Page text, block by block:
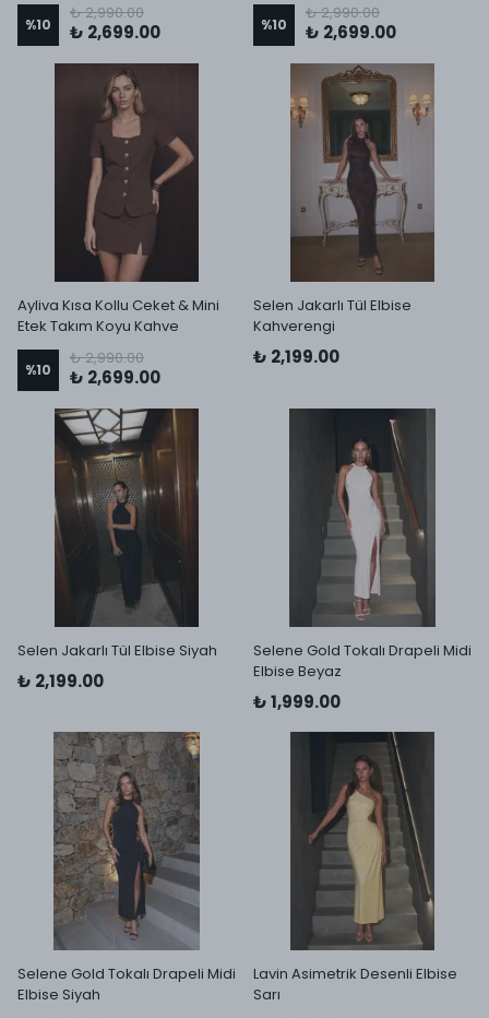
%10
₺ 2,990.00
₺ 2,699.00 %10
₺ 2,990.00
₺ 2,699.00
Ayliva Kısa Kollu Ceket & Mini
Etek Takım Koyu Kahve
%10
₺ 2,990.00
₺ 2,699.00
Selen Jakarlı Tül Elbise
Kahverengi
₺ 2,199.00
Selen Jakarlı Tül Elbise Siyah
₺ 2,199.00
Selene Gold Tokalı Drapeli Midi
Elbise Beyaz
₺ 1,999.00
Selene Gold Tokalı Drapeli Midi
Elbise Siyah
Lavin Asimetrik Desenli Elbise
Sarı